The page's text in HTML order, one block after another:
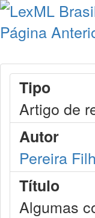
Página
Tipo
Artigo de
Autor
Pereira
Título
Algumas